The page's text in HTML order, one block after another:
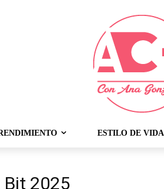
ESTILO DE VIDA
Bit 2025